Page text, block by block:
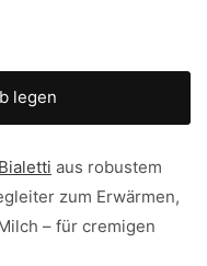
legen
Bialetti aus robustem
zum Erwärmen,
– für cremigen